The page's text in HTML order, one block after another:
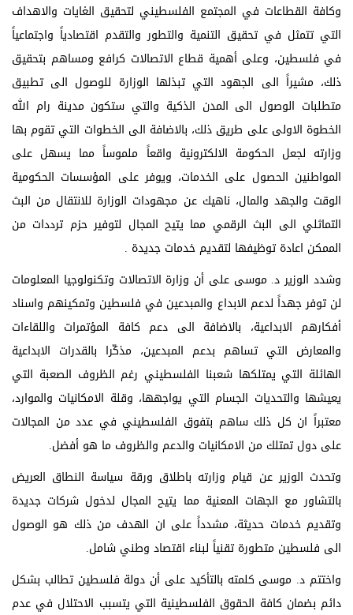
وكافة القطاعات في المجتمع الفلسطيني لتحقيق الغايات والاهداف
التي تتمثل في تحقيق التنمية والتطور والتقدم اقتصادياً واجتماعياً
في فلسطين، وعلى أهمية قطاع الاتصالات كرافع ومساهم بتحقيق
ذلك، مشيراً الى الجهود التي تبذلها الوزارة للوصول الى تطبيق
متطلبات الوصول الى المدن الذكية والتي ستكون مدينة رام الله
الخطوة الاولى على طريق ذلك، بالاضافة الى الخطوات التي تقوم بها
وزارته لجعل الحكومة الالكترونية واقعاً ملموساً مما يسهل على
المواطنين الحصول على الخدمات، ويوفر على المؤسسات الحكومية
الوقت والجهد والمال، ناهيك عن مجهودات الوزارة للانتقال من البث
التماثلي الى البث الرقمي مما يتيح المجال لتوفير حزم ترددات من
الممكن اعادة توظيفها لتقديم خدمات جديدة .
وشدد الوزير د. موسى على أن وزارة الاتصالات وتكنولوجيا المعلومات
لن توفر جهداً لدعم الابداع والمبدعين في فلسطين وتمكينهم واسناد
أفكارهم الابداعية، بالاضافة الى دعم كافة المؤتمرات واللقاءات
والمعارض التي تساهم بدعم المبدعين، مذكّرا بالقدرات الابداعية
الهائلة التي يمتلكها شعبنا الفلسطيني رغم الظروف الصعبة التي
يعيشها والتحديات الجسام التي يواجهها، وقلة الامكانيات والموارد،
معتبراً ان كل ذلك ساهم بتفوق الفلسطيني في عدد من المجالات
على دول تمتلك من الامكانيات والدعم والظروف ما هو أفضل.
وتحدث الوزير عن قيام وزارته باطلاق ورقة سياسة النطاق العريض
بالتشاور مع الجهات المعنية مما يتيح المجال لدخول شركات جديدة
وتقديم خدمات حديثة، مشدداً على ان الهدف من ذلك هو الوصول
الى فلسطين متطورة تقنياً لبناء اقتصاد وطني شامل.
واختتم د. موسى كلمته بالتأكيد على أن دولة فلسطين تطالب بشكل
دائم بضمان كافة الحقوق الفلسطينية التي يتسبب الاحتلال في عدم